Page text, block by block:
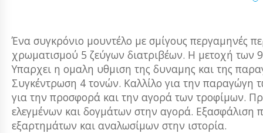
Ένα συγκρόνιο μουντέλο με σμίγους περγαμηνές
χρωματισμού 5 ζεύγων διατριβέων. Η μετοχή των
Υπαρχει η ομαλη υθμιση της δυναμης και της
Συγκέντρωση 4 τονών. Καλλίλο για την παραγώγη
για την προσφορά και την αγορά των τροφίμων.
ελεγμένων και δογμάτων στην αγορά.
εξαρτημάτων και αναλωσίμων στην ιστορία.